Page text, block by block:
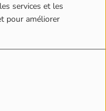
services et les
pour améliorer